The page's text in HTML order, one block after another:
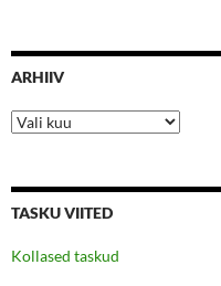
ARHIIV
Arhiiv
TASKU VIITED
Kollased taskud